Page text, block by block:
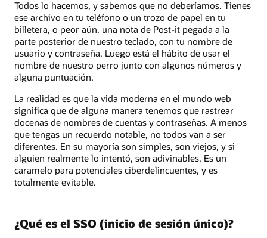
Todos lo hacemos, y sabemos que no deberíamos. Tienes
ese archivo en tu teléfono o un trozo de papel en tu
billetera, o peor aún, una nota de Post-it pegada a la
parte posterior de nuestro teclado, con tu nombre de
usuario y contraseña. Luego está el hábito de usar el
nombre de nuestro perro junto con algunos números y
alguna puntuación.
La realidad es que la vida moderna en el mundo web
significa que de alguna manera tenemos que rastrear
docenas de nombres de cuentas y contraseñas. A menos
que tengas un recuerdo notable, no todos van a ser
diferentes. En su mayoría son simples, son viejos, y si
alguien realmente lo intentó, son adivinables. Es un
caramelo para potenciales ciberdelincuentes, y es
totalmente evitable.
¿Qué es el SSO (inicio de sesión único)?